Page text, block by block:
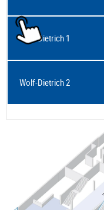
Wolf-Dietrich 1
Wolf-Dietrich 2